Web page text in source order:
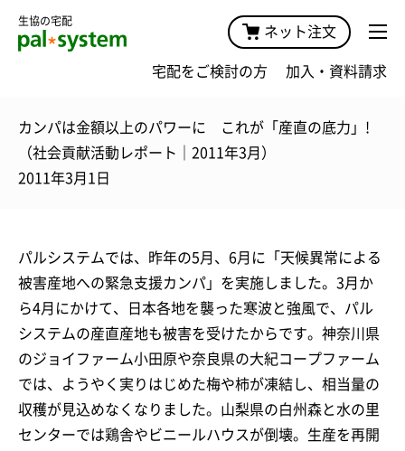
生協の宅配
ネット注文
宅配をご検討の方 加入・資料請求
カンパは金額以上のパワーに これが「産直の底力」!
（社会貢献活動レポート｜2011年3月）
2011年3月1日
パルシステムでは、昨年の5月、6月に「天候異常による
被害産地への緊急支援カンパ」を実施しました。3月か
ら4月にかけて、日本各地を襲った寒波と強風で、パル
システムの産直産地も被害を受けたからです。神奈川県
のジョイファーム小田原や奈良県の大紀コープファーム
では、ようやく実りはじめた梅や柿が凍結し、相当量の
収穫が見込めなくなりました。山梨県の白州森と水の里
センターでは鶏舎やビニールハウスが倒壊。生産を再開